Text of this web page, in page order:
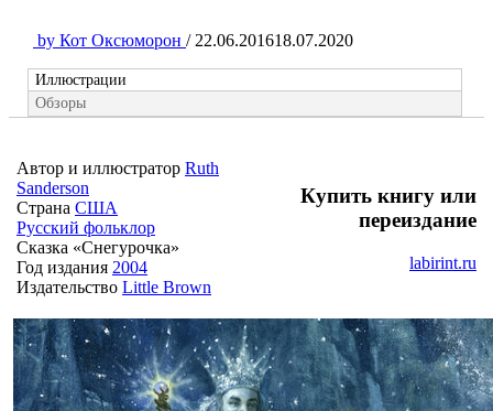
by Кот Оксюморон / 22.06.201618.07.2020
Иллюстрации
Обзоры
Автор и иллюстратор Ruth
Sanderson
Страна США
Русский фольклор
Сказка «Снегурочка»
Год издания 2004
Издательство Little Brown
Купить книгу или
переиздание
labirint.ru